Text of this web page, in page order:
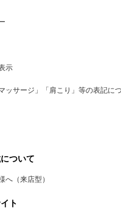
示
ッサージ」「肩こり」等の表記に
ついて
へ（来店型）
ト